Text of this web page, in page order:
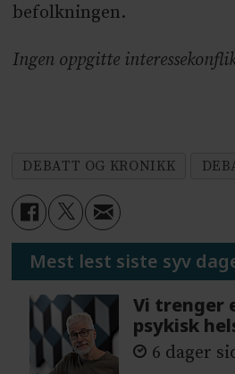
befolkningen.
Ingen oppgitte
DEBATT OG KRONIKK
Mest lest siste syv
Vi trenger
psykisk
6 dager